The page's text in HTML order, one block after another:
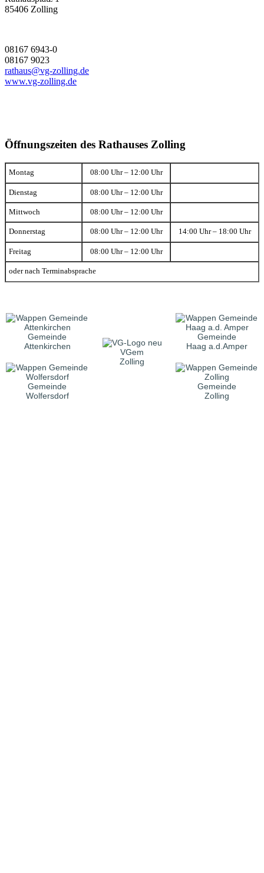
85406 Zolling
08167 6943-0
08167 9023
rathaus@vg-zolling.de
www.vg-zolling.de
Öffnungszeiten des Rathauses Zolling
Montag 08:00 Uhr – 12:00 Uhr
Dienstag 08:00 Uhr – 12:00 Uhr
Mittwoch 08:00 Uhr – 12:00 Uhr
Donnerstag 08:00 Uhr – 12:00 Uhr 14:00 Uhr – 18:00 Uhr
Freitag 08:00 Uhr – 12:00 Uhr
oder nach Terminabsprache
Gemeinde
Attenkirchen
VGem
Zolling
Gemeinde
Haag a.d.Amper
Gemeinde
Wolfersdorf
Gemeinde
Zolling